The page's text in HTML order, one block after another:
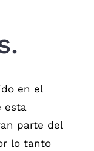
en el
esta
parte del
lo tanto